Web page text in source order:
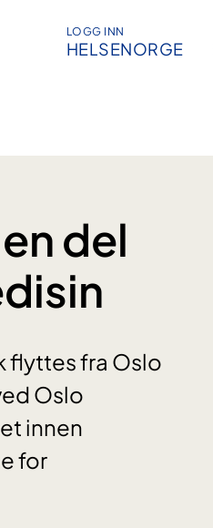
LOGG INN
HELSENORGE
del
flyttes fra Oslo
Oslo
innen
for